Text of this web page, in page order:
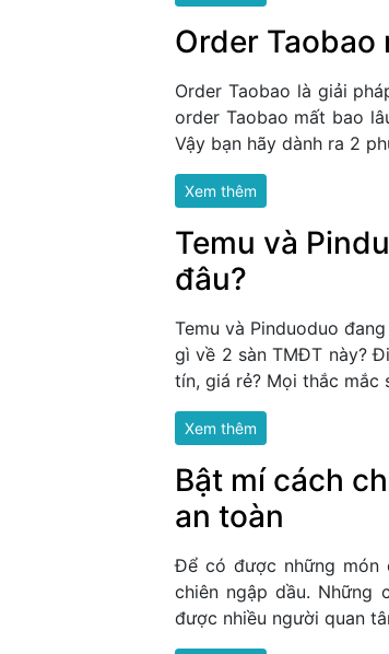
Order Taobao
Order Taobao là giải
order Taobao mất bao
Vậy bạn hãy dành ra 2
Xem thêm
Temu và
đâu?
Temu và Pinduoduo
gì về 2 sàn TMĐT này?
tín, giá rẻ? Mọi thắc
Xem thêm
Bật mí cách
an toàn
Để có được những món
chiên ngập dầu. Những
được nhiều người quan